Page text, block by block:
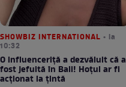
SHOWBIZ INTERNATIONAL • la
10:32
O influenceriță a dezvăluit că a
fost jefuită în Bali! Hoțul ar fi
acționat la țintă